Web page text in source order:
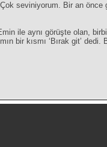
seviniyorum. Bir an
ile aynı görüşte olan,
bir kısmı ‘Bırak git’ dedi.